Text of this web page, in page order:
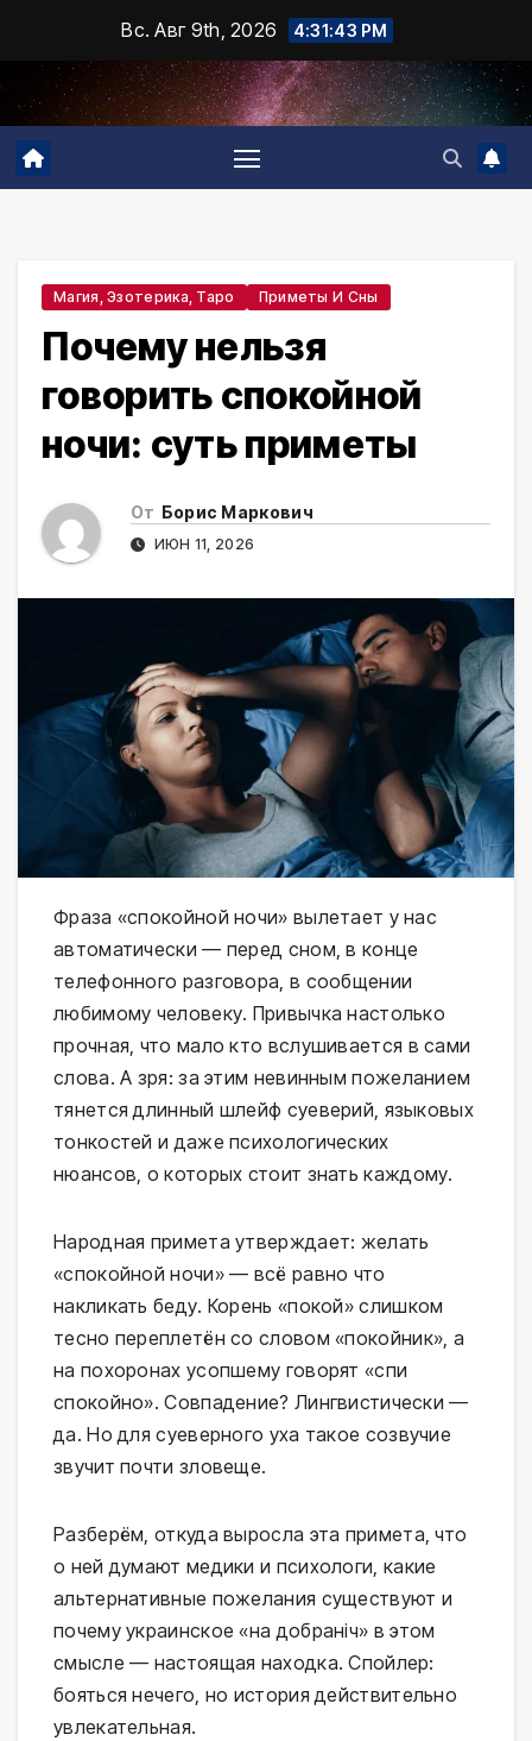
содержимому
Вс. Авг 9th, 2026 4:31:45 PM
Магия, Эзотерика, Таро Приметы И Сны
Почему нельзя
говорить спокойной
ночи: суть приметы
От Борис Маркович
ИЮН 11, 2026
Фраза «спокойной ночи» вылетает у нас
автоматически — перед сном, в конце
телефонного разговора, в сообщении
любимому человеку. Привычка настолько
прочная, что мало кто вслушивается в сами
слова. А зря: за этим невинным пожеланием
тянется длинный шлейф суеверий, языковых
тонкостей и даже психологических
нюансов, о которых стоит знать каждому.
Народная примета утверждает: желать
«спокойной ночи» — всё равно что
накликать беду. Корень «покой» слишком
тесно переплетён со словом «покойник», а
на похоронах усопшему говорят «спи
спокойно». Совпадение? Лингвистически —
да. Но для суеверного уха такое созвучие
звучит почти зловеще.
Разберём, откуда выросла эта примета, что
о ней думают медики и психологи, какие
альтернативные пожелания существуют и
почему украинское «на добраніч» в этом
смысле — настоящая находка. Спойлер:
бояться нечего, но история действительно
увлекательная.